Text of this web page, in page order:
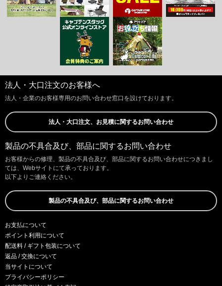
法人・大口注文のお客様へ
法人・企業のお客様専用のお問い合わせ窓口を設けております。
法人・大口注文、お見積に関するお問い合わせ
製品の不具合及び、部品に関するお問い合わせ
お客様からの修理、製品の不具合及び、部品に関するお問い合わせにつきまし
ては、Webサイトにて承っております。
以下よりご連絡ください。
製品の不具合及び、部品に関するお問い合わせ
お支払について
ポイント利用について
配送料 / ギフト包装について
返品 / 交換について
当サイトについて
プライバシーポリシー